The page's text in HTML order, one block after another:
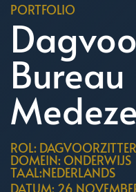
PORTFOLIO
Bureau
ROL: DAGVOORZITTER
DOMEIN: ONDERWIJS
TAAL:NEDERLANDS
DATUM: 26